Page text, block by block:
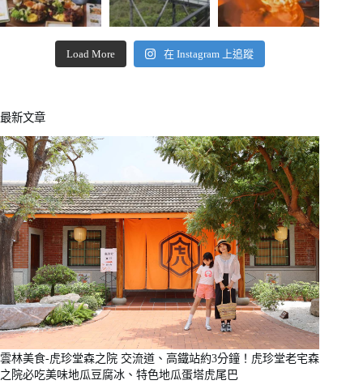
Load More 在 Instagram 上追蹤
最新文章
雲林美食-虎珍堂森之院 交流道、高鐵站約3分鐘！虎珍堂老宅森
之院必吃美味地瓜豆腐冰、特色地瓜蛋塔虎尾巴